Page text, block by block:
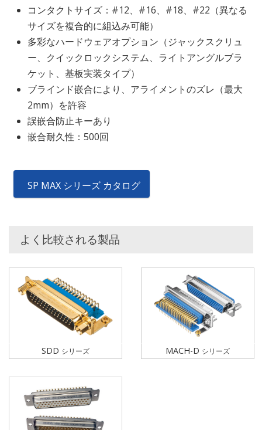
コンタクトサイズ：#12、#16、#18、#22（異なる
サイズを複合的に組込み可能）
多彩なハードウェアオプション（ジャックスクリュ
ー、クイックロックシステム、ライトアングルブラ
ケット、基板実装タイプ）
ブラインド嵌合により、アライメントのズレ（最大
2mm）を許容
誤嵌合防止キーあり
嵌合耐久性：500回
SP MAX シリーズ カタログ
よく比較される製品
SDD シリーズ MACH-D シリーズ